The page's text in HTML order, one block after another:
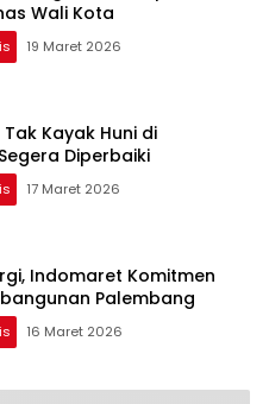
Wali Kota
19 Maret 2026
Tak Kayak Huni di
Diperbaiki
17 Maret 2026
Indomaret Komitmen
Palembang
16 Maret 2026